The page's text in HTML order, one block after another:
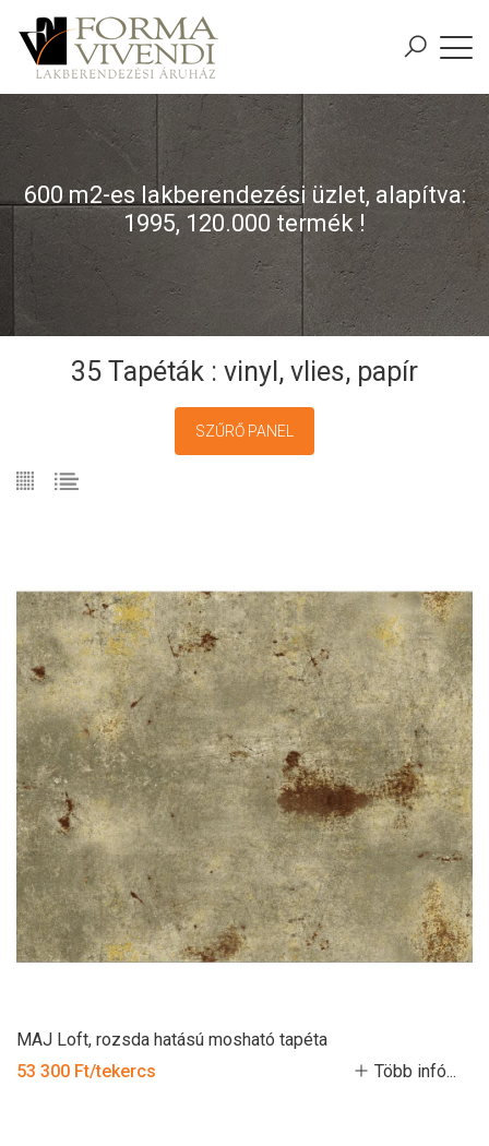
600 m2-es lakberendezési üzlet, alapítva:
1995, 120.000 termék !
35 Tapéták : vinyl, vlies, papír
SZŰRŐ PANEL
MAJ Loft, rozsda hatású mosható tapéta
53 300 Ft/tekercs
Több infó...